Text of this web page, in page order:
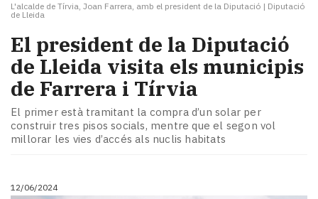
L'alcalde de Tírvia, Joan Farrera, amb el president de la Diputació | Diputació
de Lleida
El president de la Diputació
de Lleida visita els municipis
de Farrera i Tírvia
El primer està tramitant la compra d’un solar per
construir tres pisos socials, mentre que el segon vol
millorar les vies d’accés als nuclis habitats
12/06/2024